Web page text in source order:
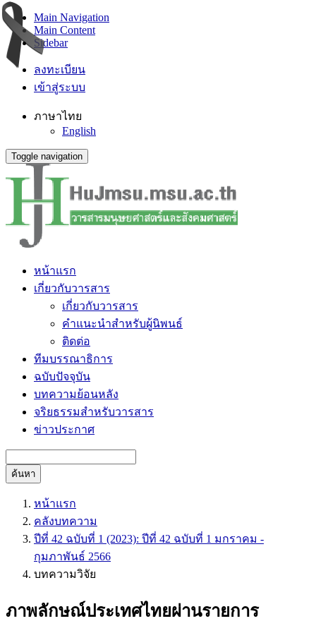
Main Navigation
Main Content
Sidebar
ลงทะเบียน
เข้าสู่ระบบ
ภาษาไทย
English
Toggle navigation
หน้าแรก
เกี่ยวกับวารสาร
เกี่ยวกับวารสาร
คำแนะนำสำหรับผู้นิพนธ์
ติดต่อ
ทีมบรรณาธิการ
ฉบับปัจจุบัน
บทความย้อนหลัง
จริยธรรมสำหรับวารสาร
ข่าวประกาศ
ค้นหา
หน้าแรก
คลังบทความ
ปีที่ 42 ฉบับที่ 1 (2023): ปีที่ 42 ฉบับที่ 1 มกราคม -
กุมภาพันธ์ 2566
บทความวิจัย
ภาพลักษณ์ประเทศไทยผ่านรายการ